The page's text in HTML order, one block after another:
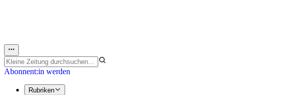
Abonnent:in werden
Rubriken